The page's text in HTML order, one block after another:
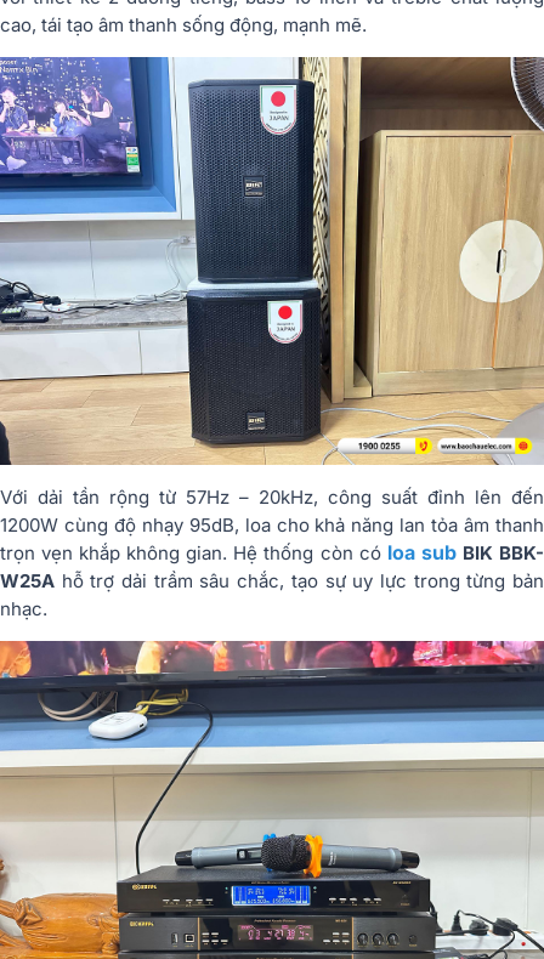
cao, tái tạo âm thanh sống động, mạnh mẽ.
Với dải tần rộng từ 57Hz – 20kHz, công suất đỉnh lên đến
1200W cùng độ nhạy 95dB, loa cho khả năng lan tỏa âm thanh
trọn vẹn khắp không gian. Hệ thống còn có loa subBIK BBK-
W25A hỗ trợ dải trầm sâu chắc, tạo sự uy lực trong từng bản
nhạc.